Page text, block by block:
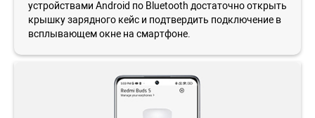
устройствами Android по Bluetooth достаточно открыть
крышку зарядного кейс и подтвердить подключение в
всплывающем окне на смартфоне.